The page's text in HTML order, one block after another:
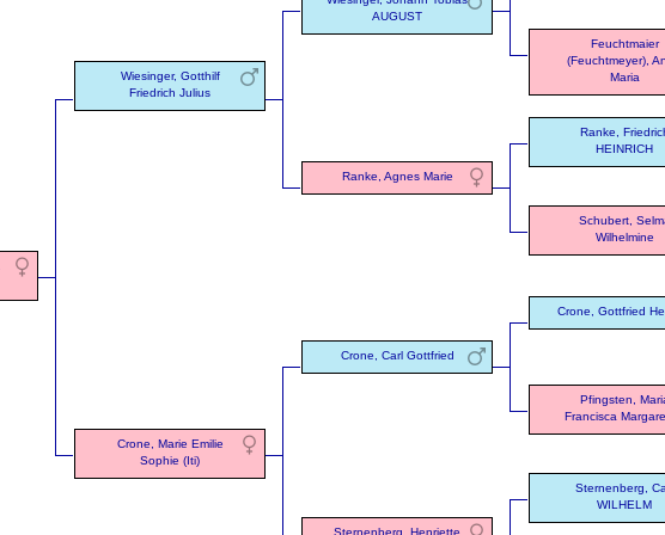
Wiesinger, Gotthilf
Friedrich Julius
AUGUST
Feuchtmaier
(Feuchtmeyer),
Maria
Ranke, Agnes Marie
Ranke,
HEINRICH
Schubert,
Wilhelmine
Crone, Marie Emilie
Sophie (Iti)
Crone, Carl Gottfried
Crone, Gottfried
Pfingsten,
Francisca
Sternenberg, Henriette
Sternenberg,
WILHELM